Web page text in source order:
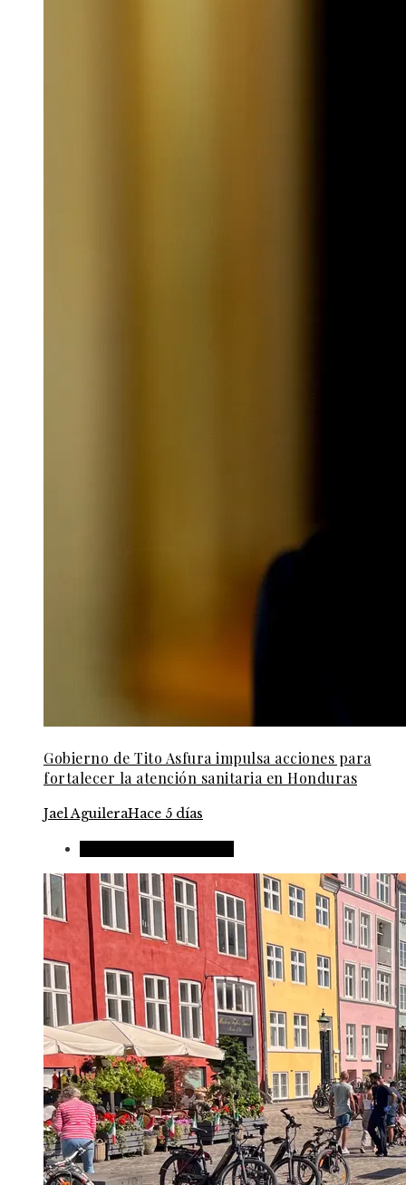
Gobierno de Tito Asfura impulsa acciones para
fortalecer la atención sanitaria en Honduras
Jael AguileraHace 5 días